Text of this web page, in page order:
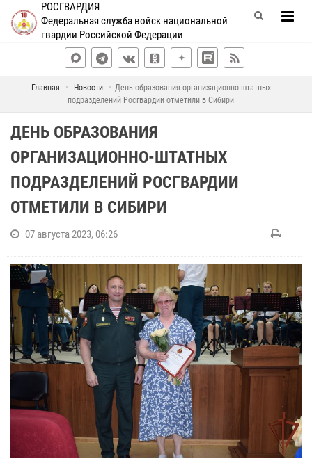
РОСГВАРДИЯ
Федеральная служба войск национальной
гвардии Российской Федерации
Главная Новости
День образования организационно-штатных
подразделений Росгвардии отметили в Сибири
ДЕНЬ ОБРАЗОВАНИЯ
ОРГАНИЗАЦИОННО-ШТАТНЫХ
ПОДРАЗДЕЛЕНИЙ РОСГВАРДИИ
ОТМЕТИЛИ В СИБИРИ
07 августа 2023, 06:26